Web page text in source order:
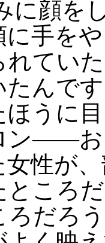
に顔を
に手を
れてい
たんで
うに
ン――お
性が、
ところ
ろだろ